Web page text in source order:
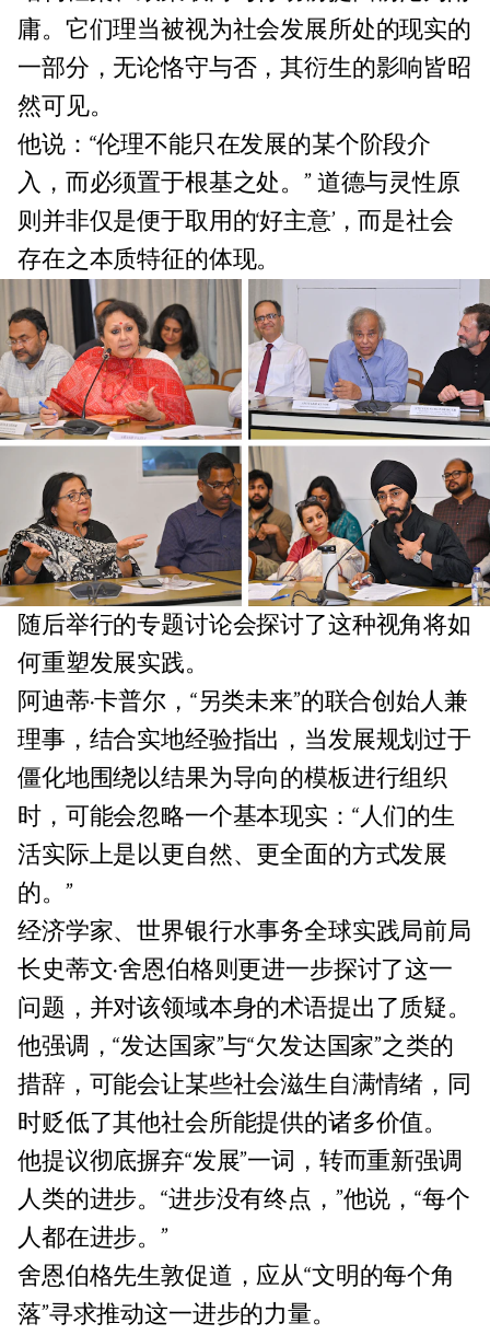
庸。它们理当被视为社会发展所处的现实的
一部分，无论恪守与否，其衍生的影响皆昭
然可见。
他说：“伦理不能只在发展的某个阶段介
入，而必须置于根基之处。” 道德与灵性原
则并非仅是便于取用的‘好主意’，而是社会
存在之本质特征的体现。
随后举行的专题讨论会探讨了这种视角将如
何重塑发展实践。
阿迪蒂·卡普尔，“另类未来”的联合创始人兼
理事，结合实地经验指出，当发展规划过于
僵化地围绕以结果为导向的模板进行组织
时，可能会忽略一个基本现实：“人们的生
活实际上是以更自然、更全面的方式发展
的。”
经济学家、世界银行水事务全球实践局前局
长史蒂文·舍恩伯格则更进一步探讨了这一
问题，并对该领域本身的术语提出了质疑。
他强调，“发达国家”与“欠发达国家”之类的
措辞，可能会让某些社会滋生自满情绪，同
时贬低了其他社会所能提供的诸多价值。
他提议彻底摒弃“发展”一词，转而重新强调
人类的进步。“进步没有终点，”他说，“每个
人都在进步。”
舍恩伯格先生敦促道，应从“文明的每个角
落”寻求推动这一进步的力量。